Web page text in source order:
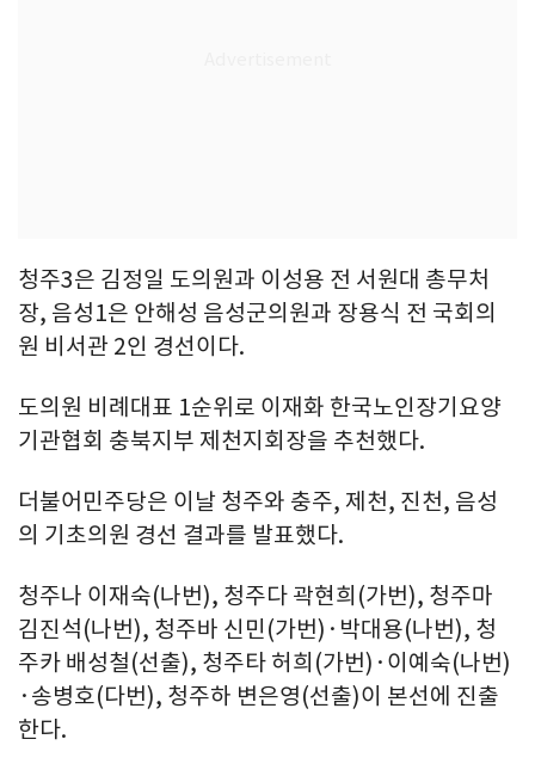
청주3은 김정일 도의원과 이성용 전 서원대 총무처
장, 음성1은 안해성 음성군의원과 장용식 전 국회의
원 비서관 2인 경선이다.
도의원 비례대표 1순위로 이재화 한국노인장기요양
기관협회 충북지부 제천지회장을 추천했다.
더불어민주당은 이날 청주와 충주, 제천, 진천, 음성
의 기초의원 경선 결과를 발표했다.
청주나 이재숙(나번), 청주다 곽현희(가번), 청주마
김진석(나번), 청주바 신민(가번)·박대용(나번), 청
주카 배성철(선출), 청주타 허희(가번)·이예숙(나번)
·송병호(다번), 청주하 변은영(선출)이 본선에 진출
한다.